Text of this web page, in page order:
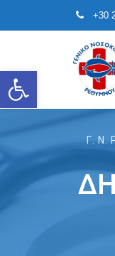
Open toolbar
+30
Γ. Ν.